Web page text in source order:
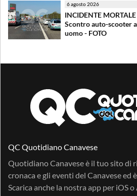
6 agosto 2026
INCIDENTE
Scontro auto-scooter
uomo - FOTO
QC Quotidiano Canavese
Quotidiano Canavese è il tuo sito di
cronaca e gli eventi del Canavese ed
Scarica anche la nostra app per iOSo